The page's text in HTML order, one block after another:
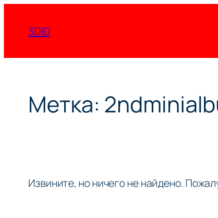
содержимому
3DID
Метка:
Извините, но ничего не найдено.